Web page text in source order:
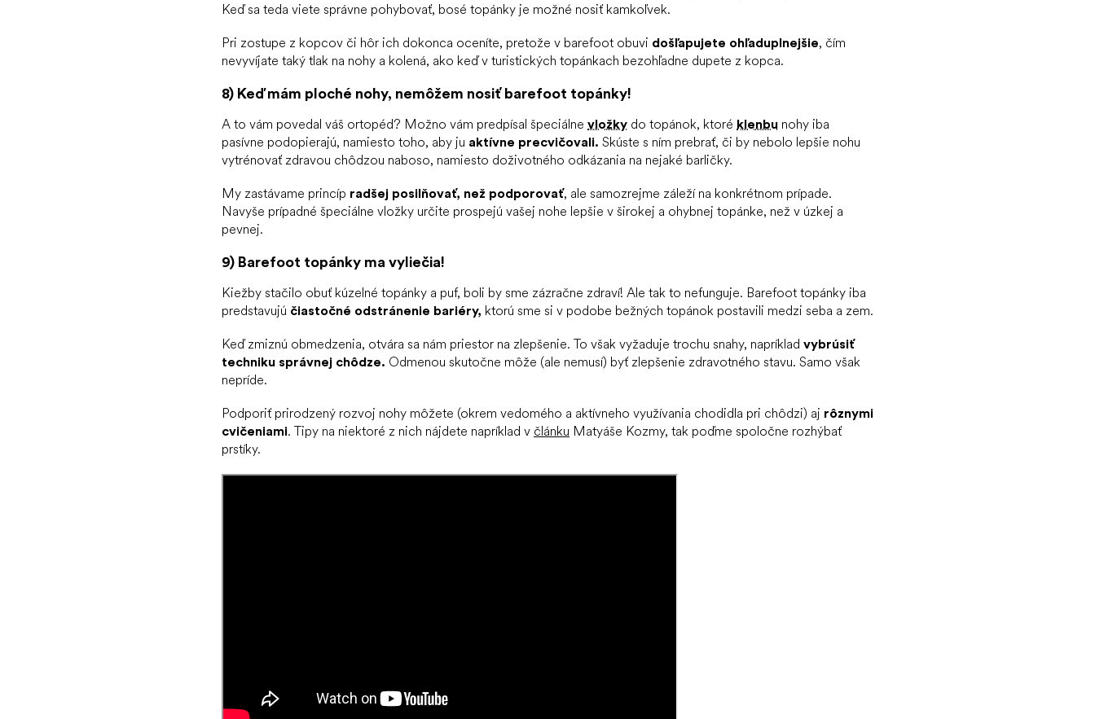
Keď sa teda viete správne pohybovať, bosé topánky je možné nosiť kamkoľvek.
Pri zostupe z kopcov či hôr ich dokonca oceníte, pretože v barefoot obuvi došľapujete ohľaduplnejšie, čím
nevyvíjate taký tlak na nohy a kolená, ako keď v turistických topánkach bezohľadne dupete z kopca.
8) Keď mám ploché nohy, nemôžem nosiť barefoot topánky!
A to vám povedal váš ortopéd? Možno vám predpísal špeciálne vložky do topánok, ktoré klenbu nohy iba
pasívne podopierajú, namiesto toho, aby ju aktívne precvičovali. Skúste s ním prebrať, či by nebolo lepšie nohu
vytrénovať zdravou chôdzou naboso, namiesto doživotného odkázania na nejaké barličky.
My zastávame princíp radšej posilňovať, než podporovať, ale samozrejme záleží na konkrétnom prípade.
Navyše prípadné špeciálne vložky určite prospejú vašej nohe lepšie v širokej a ohybnej topánke, než v úzkej a
pevnej.
9) Barefoot topánky ma vyliečia!
Kiežby stačilo obuť kúzelné topánky a puf, boli by sme zázračne zdraví! Ale tak to nefunguje. Barefoot topánky iba
predstavujú čiastočné odstránenie bariéry, ktorú sme si v podobe bežných topánok postavili medzi seba a zem.
Keď zmiznú obmedzenia, otvára sa nám priestor na zlepšenie. To však vyžaduje trochu snahy, napríklad vybrúsiť
techniku správnej chôdze. Odmenou skutočne môže (ale nemusí) byť zlepšenie zdravotného stavu. Samo však
nepríde.
Podporiť prirodzený rozvoj nohy môžete (okrem vedomého a aktívneho využívania chodidla pri chôdzi) aj rôznymi
cvičeniami. Tipy na niektoré z nich nájdete napríklad v článku Matyáše Kozmy, tak poďme spoločne rozhýbať
prstíky.